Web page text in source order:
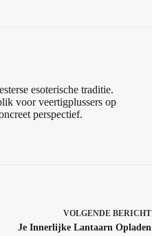
esoterische traditie.
voor veertigplussers op
perspectief.
VOLGENDEBERICHT
Je Innerlijke Lantaarn Opladen